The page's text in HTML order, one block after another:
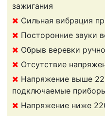
зажигания
Сильная вибрация
Посторонние звуки
Обрыв веревки
Отсутствие
Напряжение выше
подключаемые
Напряжение ниже